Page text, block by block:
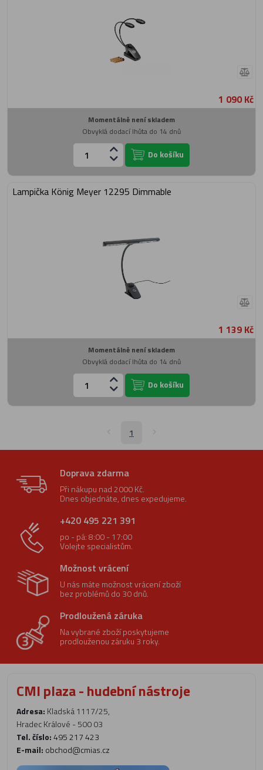
1 090 Kč
Momentálně není skladem
Obvyklá dodací lhůta do 14 dnů
Do košíku
Lampička König Meyer 12295 Dimmable
1 139 Kč
Momentálně není skladem
Obvyklá dodací lhůta do 14 dnů
Do košíku
1
Doprava zdarma
Při nákupu nad 2000 Kč.
Dnes objednáte, dnes expedujeme.
+420 495 221 391
po - pá: 8:00 - 17:00
Volejte specialistům.
Možnost vrácení
U nás máte možnost vrácení zboží
bez problémů do 30 dnů.
Prodloužená záruka
Na vybrané zboží poskytujeme
prodlouženou záruku 3 roky.
CMI plaza - hudební nástroje
Adresa: Kladská 1117/25,
Hradec Králové - 500 03
Tel. číslo:495 217 423
E-mail: obchod@cmias.cz